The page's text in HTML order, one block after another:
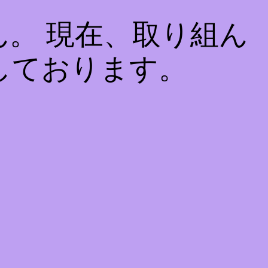
現在、取り組ん
おります。